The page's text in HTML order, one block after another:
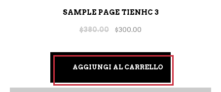
SAMPLE PAGE TIENHC 3
$380.00 $300.00
AGGIUNGI AL CARRELLO